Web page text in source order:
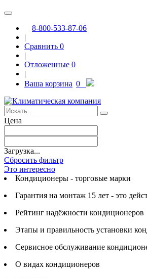
8-800-533-87-06
|
Сравнить 0
|
Отложенные 0
|
Ваша корзина 0
Цена
Загрузка...
Сбросить фильтр
Это интересно
Кондиционеры - торговые марки
Гарантия на монтаж 15 лет - это
Рейтинг надёжности кондиционеров
Этапы и правильность установки
Сервисное обслуживание
О видах кондиционеров